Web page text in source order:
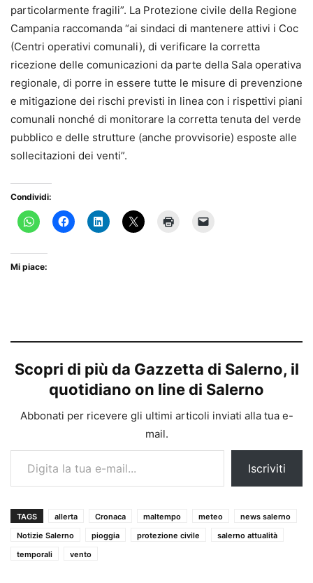
particolarmente fragili”. La Protezione civile della Regione
Campania raccomanda “ai sindaci di mantenere attivi i Coc
(Centri operativi comunali), di verificare la corretta
ricezione delle comunicazioni da parte della Sala operativa
regionale, di porre in essere tutte le misure di prevenzione
e mitigazione dei rischi previsti in linea con i rispettivi piani
comunali nonché di monitorare la corretta tenuta del verde
pubblico e delle strutture (anche provvisorie) esposte alle
sollecitazioni dei venti”.
Condividi:
Mi piace:
Scopri di più da Gazzetta di Salerno, il
quotidiano on line di Salerno
Abbonati per ricevere gli ultimi articoli inviati alla tua e-
mail.
Digita la tua e-mail...
Iscriviti
TAGS allerta Cronaca maltempo meteo
news salerno
Notizie Salerno
pioggia protezione civile
salerno attualità
temporali
vento